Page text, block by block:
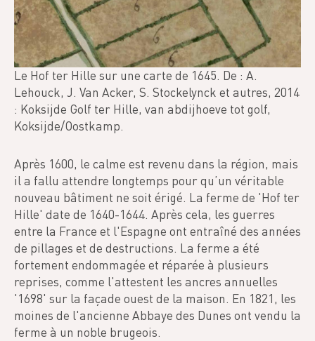
Le Hof ter Hille sur une carte de 1645. De : A.
Lehouck, J. Van Acker, S. Stockelynck et autres, 2014
: Koksijde Golf ter Hille, van abdijhoeve tot golf,
Koksijde/Oostkamp.
Après 1600, le calme est revenu dans la région, mais
il a fallu attendre longtemps pour qu’un véritable
nouveau bâtiment ne soit érigé. La ferme de 'Hof ter
Hille' date de 1640-1644. Après cela, les guerres
entre la France et l'Espagne ont entraîné des années
de pillages et de destructions. La ferme a été
fortement endommagée et réparée à plusieurs
reprises, comme l'attestent les ancres annuelles
'1698' sur la façade ouest de la maison. En 1821, les
moines de l'ancienne Abbaye des Dunes ont vendu la
ferme à un noble brugeois.